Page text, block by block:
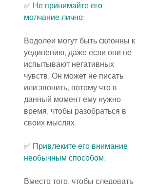
✅ Не принимайте его
молчание лично:
Водолеи могут быть склонны к
уединению, даже если они не
испытывают негативных
чувств. Он может не писать
или звонить, потому что в
данный момент ему нужно
время, чтобы разобраться в
своих мыслях.
✅ Привлеките его внимание
необычным способом:
Вместо того, чтобы следовать